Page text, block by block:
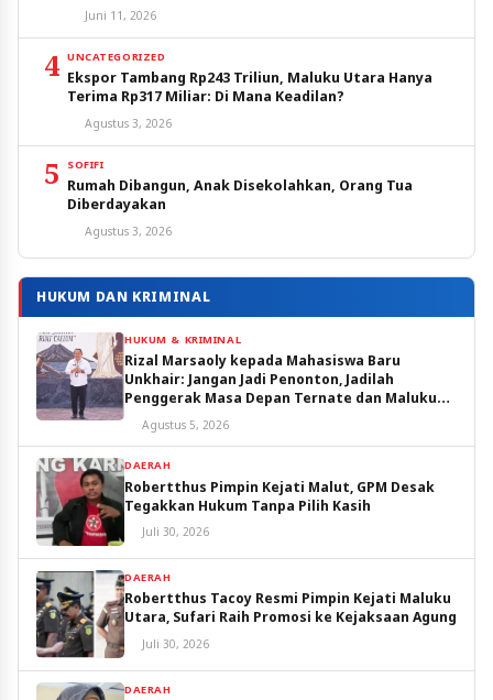
Juni 11, 2026
4 UNCATEGORIZED
Ekspor Tambang Rp243 Triliun, Maluku Utara Hanya
Terima Rp317 Miliar: Di Mana Keadilan?
Agustus 3, 2026
5 SOFIFI
Rumah Dibangun, Anak Disekolahkan, Orang Tua
Diberdayakan
Agustus 3, 2026
HUKUM DAN KRIMINAL
HUKUM & KRIMINAL
Rizal Marsaoly kepada Mahasiswa Baru
Unkhair: Jangan Jadi Penonton, Jadilah
Penggerak Masa Depan Ternate dan Maluku
Utara
Agustus 5, 2026
DAERAH
Robertthus Pimpin Kejati Malut, GPM Desak
Tegakkan Hukum Tanpa Pilih Kasih
Juli 30, 2026
DAERAH
Robertthus Tacoy Resmi Pimpin Kejati Maluku
Utara, Sufari Raih Promosi ke Kejaksaan Agung
Juli 30, 2026
DAERAH